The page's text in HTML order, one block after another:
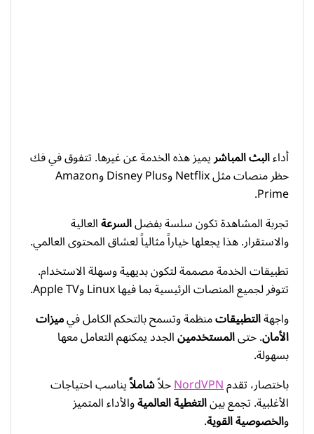
أداءالبث المباشريميز هذه الخدمة عن غيرها. تتفوق في فك
حظر منصات مثل Netflix وDisney Plus وAmazon
Prime.
تجربة المشاهدة تكون سلسة بفضلالسرعةالعالية
والاستقرار. هذا يجعلها خياراً مثالياً لعشاق المحتوى العالمي.
تطبيقات الخدمة مصممة لتكون بديهية وسهلة الاستخدام.
تتوفر لجميع المنصات الرئيسية بما فيها Linux وApple TV.
واجهةالتطبيقاتمنظمة وتسمح بالتحكم الكامل فيميزات
الأمان. حتىالمستخدمينالجدد يمكنهم التعامل معها
بسهولة.
باختصار، تقدمNordVPNحلاًشاملاًيناسب احتياجات
الأغلبية. تجمع بينالتغطية العالميةوالأداء المتميز
والخصوصية القوية.